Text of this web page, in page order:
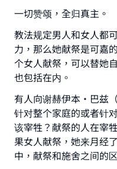
一切赞颂，全归真主。
教法规定男人和女人都
力，那么她献祭是可嘉
个女人献祭，可以替她
也包括在内。
有人向谢赫伊本•巴兹
针对整个家庭的或者针
该宰牲？献祭的人在宰
果女人献祭，她来月经
中，献祭和施舍之间的